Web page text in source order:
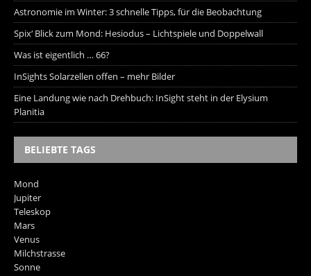
Astronomie im Winter: 3 schnelle Tipps, für die Beobachtung
Spix‘ Blick zum Mond: Hesiodus – Lichtspiele und Doppelwall
Was ist eigentlich … 66?
InSights Solarzellen offen – mehr Bilder
Eine Landung wie nach Drehbuch: InSight steht in der Elysium
Planitia
BELIEBTE TAGS
Mond
Jupiter
Teleskop
Mars
Venus
Milchstrasse
Sonne